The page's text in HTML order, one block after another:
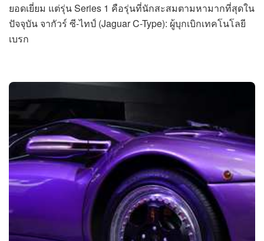
ยอดเยี่ยม แต่รุ่น Series 1 คือรุ่นที่นักสะสมตามหามากที่สุดใน
ปัจจุบัน จากัวร์ ซี-ไทป์ (Jaguar C-Type): ผู้บุกเบิกเทคโนโลยี
เบรก